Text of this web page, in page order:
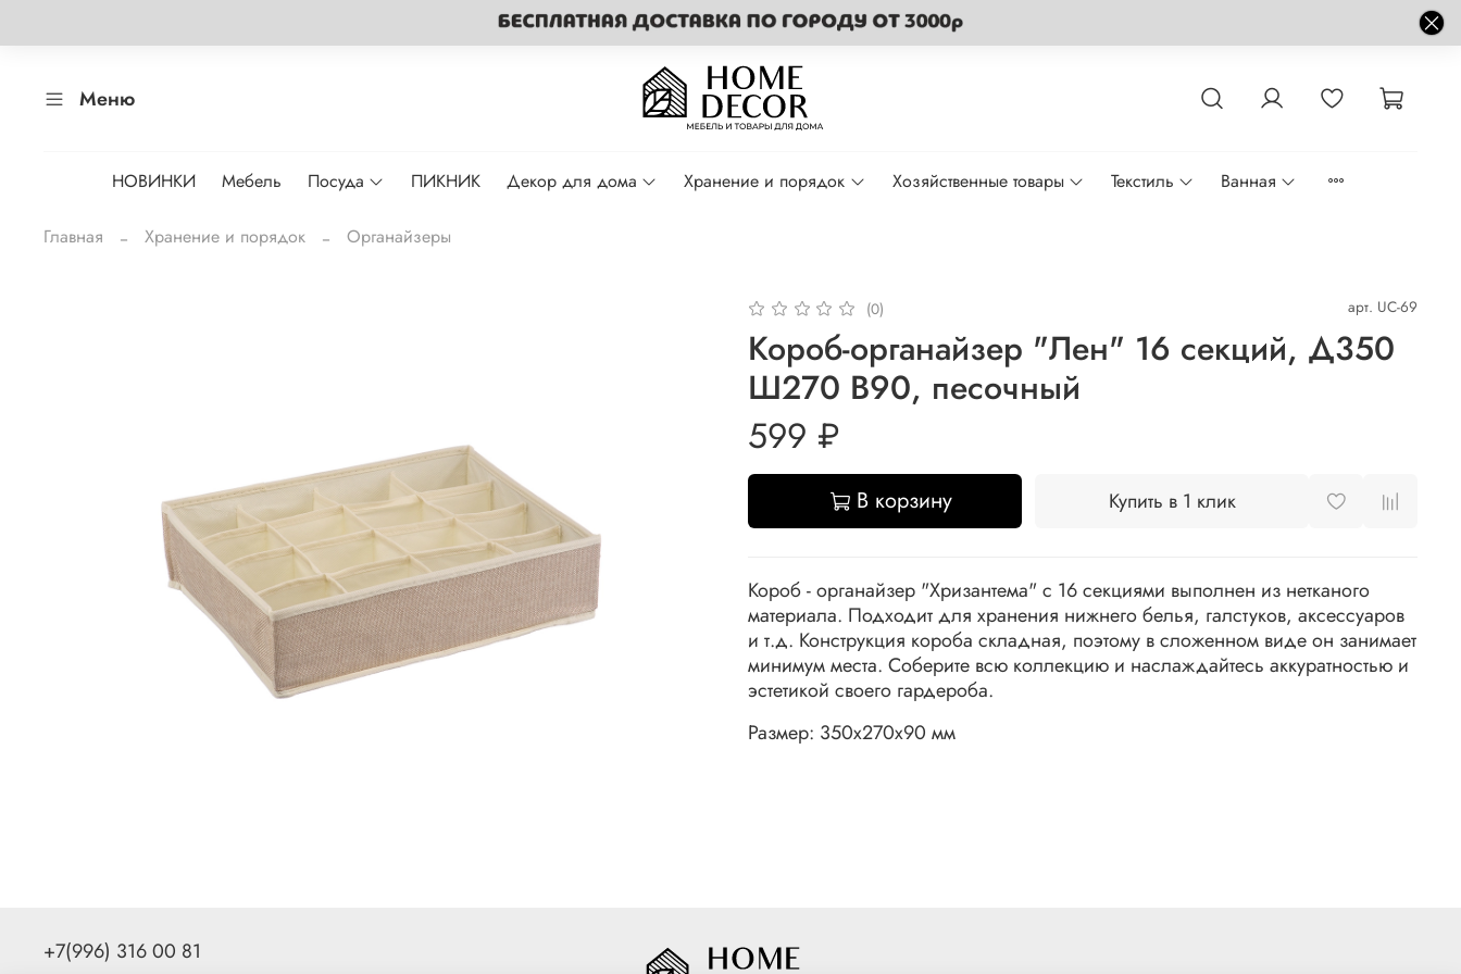
Меню
НОВИНКИ Мебель Посуда ПИКНИК Декор для дома Хранение и порядок Хозяйственные товары Текстиль Ванная
Главная Хранение и порядок Органайзеры
(0) арт. UC-69
Короб-органайзер "Лен" 16 секций, Д350
Ш270 В90, песочный
599 ₽
В корзину Купить в 1 клик
Короб - органайзер "Хризантема" с 16 секциями выполнен из нетканого
материала. Подходит для хранения нижнего белья, галстуков, аксессуаров
и т.д. Конструкция короба складная, поэтому в сложенном виде он занимает
минимум места. Соберите всю коллекцию и наслаждайтесь аккуратностью и
эстетикой своего гардероба.
Размер: 350х270х90 мм
+7(996) 316 00 81